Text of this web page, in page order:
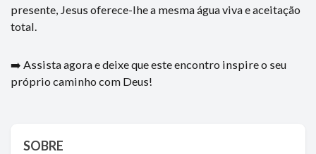
presente, Jesus oferece-lhe a mesma água viva e aceitação
total.
➡️ Assista agora e deixe que este encontro inspire o seu
próprio caminho com Deus!
SOBRE